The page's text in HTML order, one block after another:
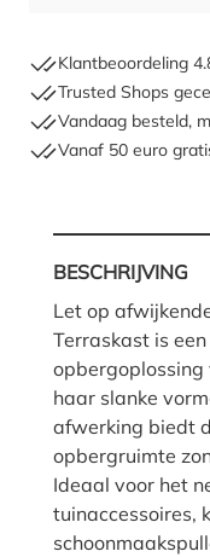
Klantbeoordeling
Trusted Shops
Vandaag besteld,
Vanaf 50 euro
BESCHRIJVING
Let op
Terraskast is
opbergoplossing
haar slanke
afwerking biedt
opbergruimte
Ideaal voor het
tuinaccessoires,